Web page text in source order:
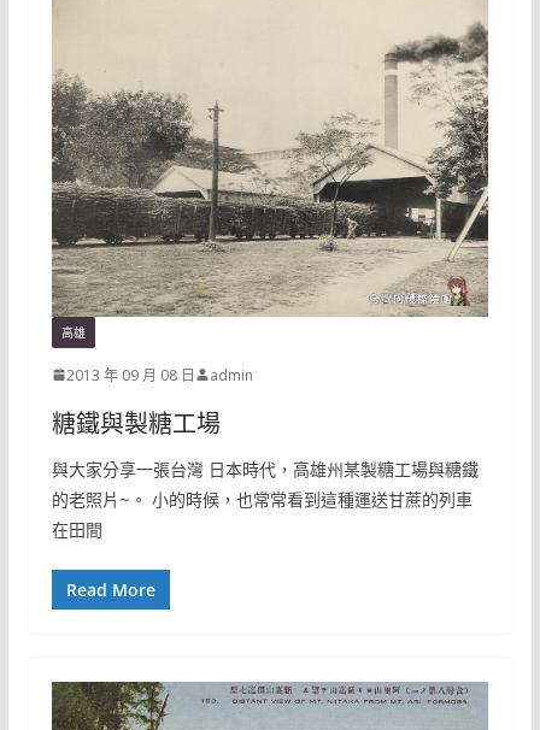
高雄
2013 年 09 月 08 日 admin
糖鐵與製糖工場
與大家分享一張台灣 日本時代，高雄州某製糖工場與糖鐵
的老照片~。 小的時候，也常常看到這種運送甘蔗的列車
在田間
Read More